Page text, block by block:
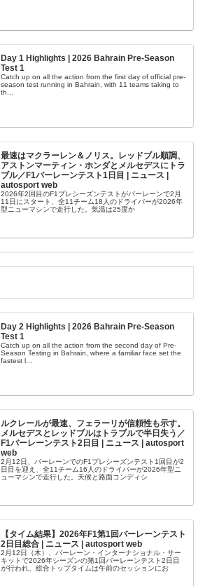
Day 1 Highlights | 2026 Bahrain Pre-Season
Test 1
Catch up on all the action from the first day of official pre-
season test running in Bahrain, with 11 teams taking to
th...
最速はマクラーレン＆ノリス。レッドブル順調、
アストンマーティン・ホンダとメルセデスにトラ
ブル／F1バーレーンテスト1日目 | ニュース |
autosport web
2026年2回目のF1プレシーズンテストがバーレーンで2月
11日にスタート、全11チーム18人のドライバーが2026年
型ニューマシンで走行した。気温は25度か
Day 2 Highlights | 2026 Bahrain Pre-Season
Test 1
Catch up on all the action from the second day of Pre-
Season Testing in Bahrain, where a familiar face set the
fastest l...
ルクレールが最速、フェラーリが信頼性も示す。
メルセデスとレッドブルはトラブルで半日失う／
F1バーレーンテスト2日目 | ニュース | autosport
web
2月12日、バーレーンでのF1プレシーズンテスト1回目が2
日目を迎え、全11チーム16人のドライバーが2026年型ニ
ューマシンで走行した。天候と路面コンディシ
【タイム結果】2026年F1第1回バーレーンテスト
2日目総合 | ニュース | autosport web
2月12日（木）、バーレーン・インターナショナル・サー
キットで2026年シーズンの第1回バーレーンテスト2日目
が行われ、総合トップタイムは午前のセッションにお